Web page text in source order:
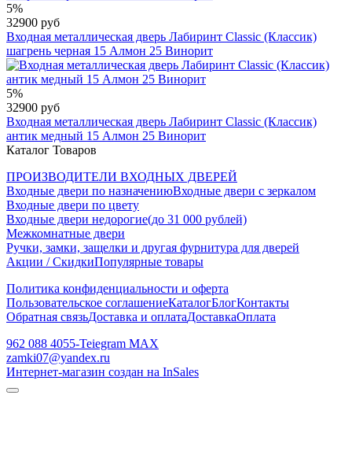
5%
32900 руб
Входная металлическая дверь Лабиринт Classic (Классик)
шагрень черная 15 Алмон 25 Винорит
5%
32900 руб
Входная металлическая дверь Лабиринт Classic (Классик)
антик медный 15 Алмон 25 Винорит
Каталог Товаров
ПРОИЗВОДИТЕЛИ ВХОДНЫХ ДВЕРЕЙ
Входные двери по назначениюВходные двери с зеркалом
Входные двери по цвету
Входные двери недорогие(до 31 000 рублей)
Межкомнатные двери
Ручки, замки, защелки и другая фурнитура для дверей
Акции / СкидкиПопулярные товары
Политика конфиденциальности и оферта
Пользовательское соглашениеКаталогБлогКонтакты
Обратная связьДоставка и оплатаДоставкаОплата
962 088 4055-Teiegram МАХ
zamki07@yandex.ru
Интернет-магазин создан на InSales